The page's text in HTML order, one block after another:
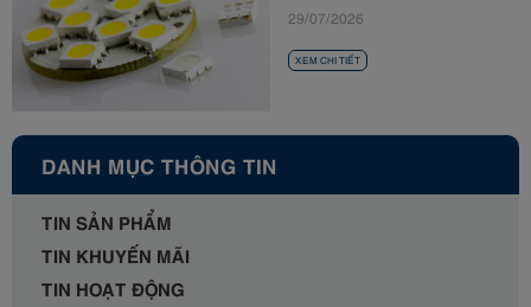
29/07/2026
XEM CHI TIẾT
DANH MỤC THÔNG TIN
TIN SẢN PHẨM
TIN KHUYẾN MÃI
TIN HOẠT ĐỘNG